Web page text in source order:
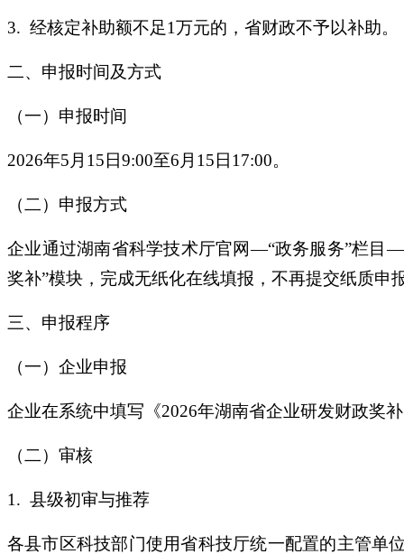
3. 经核定补助额不足1万元的，省财政不予以补助。
二、申报时间及方式
（一）申报时间
2026年5月15日9:00至6月15日17:00。
（二）申报方式
企业通过湖南省科学技术厅官网—“政务服务”栏目
奖补”模块，完成无纸化在线填报，不再提交纸质申
三、申报程序
（一）企业申报
企业在系统中填写《2026年湖南省企业研发财政奖
（二）审核
1. 县级初审与推荐
各县市区科技部门使用省科技厅统一配置的主管单